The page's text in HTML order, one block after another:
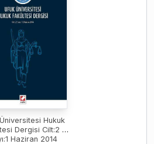
Hukuk
Dergisi Cilt:2 –
Haziran 2014